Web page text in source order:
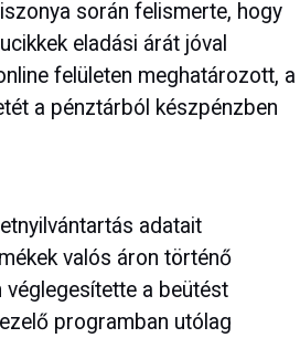
során felismerte, hogy
eladási árát jóval
felületen meghatározott, a
a pénztárból készpénzben
adatait
valós áron történő
a beütést
programban utólag